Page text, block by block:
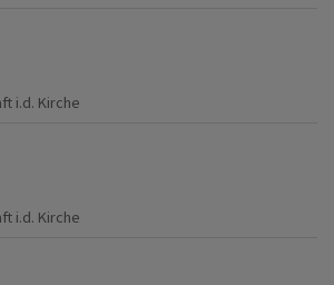
i.d. Kirche
i.d. Kirche